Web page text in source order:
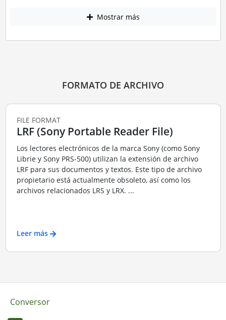
Mostrar más
FORMATO DE ARCHIVO
FILE FORMAT
LRF (Sony Portable Reader File)
Los lectores electrónicos de la marca Sony (como Sony
Librie y Sony PRS-500) utilizan la extensión de archivo
LRF para sus documentos y textos. Este tipo de archivo
propietario está actualmente obsoleto, así como los
archivos relacionados LRS y LRX. ...
Leer más
Conversor